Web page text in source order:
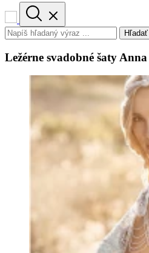
Hľadať
Ležérne svadobné šaty